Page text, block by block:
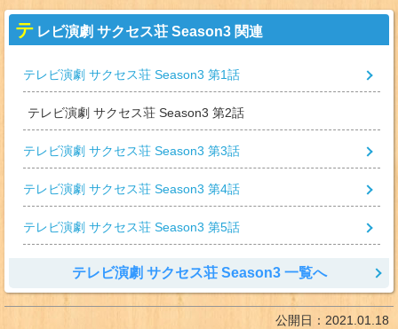
テ レビ演劇 サクセス荘 Season3 関連
テレビ演劇 サクセス荘 Season3 第1話
テレビ演劇 サクセス荘 Season3 第2話
テレビ演劇 サクセス荘 Season3 第3話
テレビ演劇 サクセス荘 Season3 第4話
テレビ演劇 サクセス荘 Season3 第5話
テレビ演劇 サクセス荘 Season3 一覧へ
公開日： 2021.01.18